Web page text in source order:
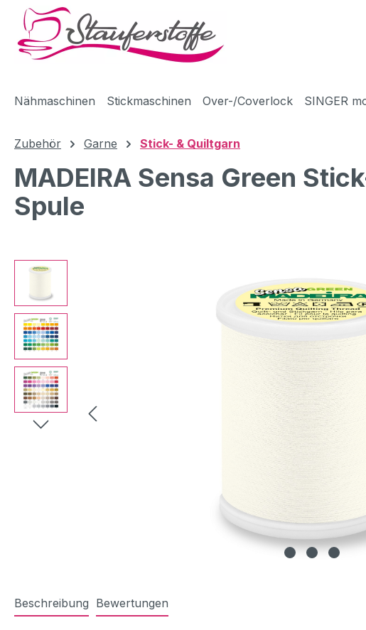
Hauptinhalt springen
Zur Suche springen
Zur Hauptnavigation springen
Nähmaschinen Stickmaschinen Over-/Coverlock SINGER
Zubehör Garne Stick- & Quiltgarn
MADEIRA Sensa Green
Spule
Bildergalerie überspringen
Beschreibung Bewertungen